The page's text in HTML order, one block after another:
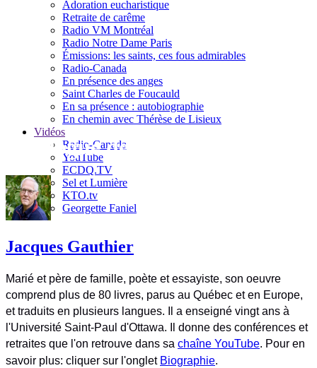
Adoration eucharistique
Retraite de carême
Radio VM Montréal
Radio Notre Dame Paris
Émissions: les saints, ces fous admirables
Radio-Canada
En présence des anges
Saint Charles de Foucauld
En sa présence : autobiographie
En chemin avec Thérèse de Lisieux
Vidéos
Radio-Canada
YouTube
ECDQ.TV
Sel et Lumière
KTO.tv
Georgette Faniel
Le blogue de Jacques Gauthier
Jacques Gauthier
Marié et père de famille, poète et essayiste, son oeuvre
comprend plus de 80 livres, parus au Québec et en Europe,
et traduits en plusieurs langues. Il a enseigné vingt ans à
l'Université Saint-Paul d'Ottawa. Il donne des conférences et
retraites que l'on retrouve dans sa chaîne YouTube. Pour en
savoir plus: cliquer sur l'onglet Biographie.